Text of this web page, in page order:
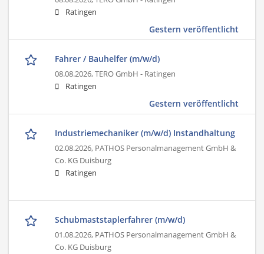
Ratingen
Gestern veröffentlicht
Fahrer / Bauhelfer (m/w/d)
08.08.2026,TERO GmbH - Ratingen
Ratingen
Gestern veröffentlicht
Industriemechaniker (m/w/d) Instandhaltung
02.08.2026, PATHOS Personalmanagement GmbH &
Co. KG Duisburg
Ratingen
Schubmaststaplerfahrer (m/w/d)
01.08.2026, PATHOS Personalmanagement GmbH &
Co. KG Duisburg